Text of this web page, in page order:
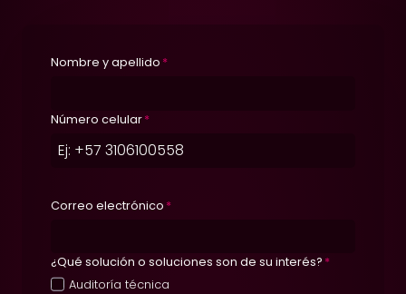
Nombre y apellido *
Número celular*
Correo electrónico *
¿Qué solución o soluciones son de su interés? *
Auditoría técnica